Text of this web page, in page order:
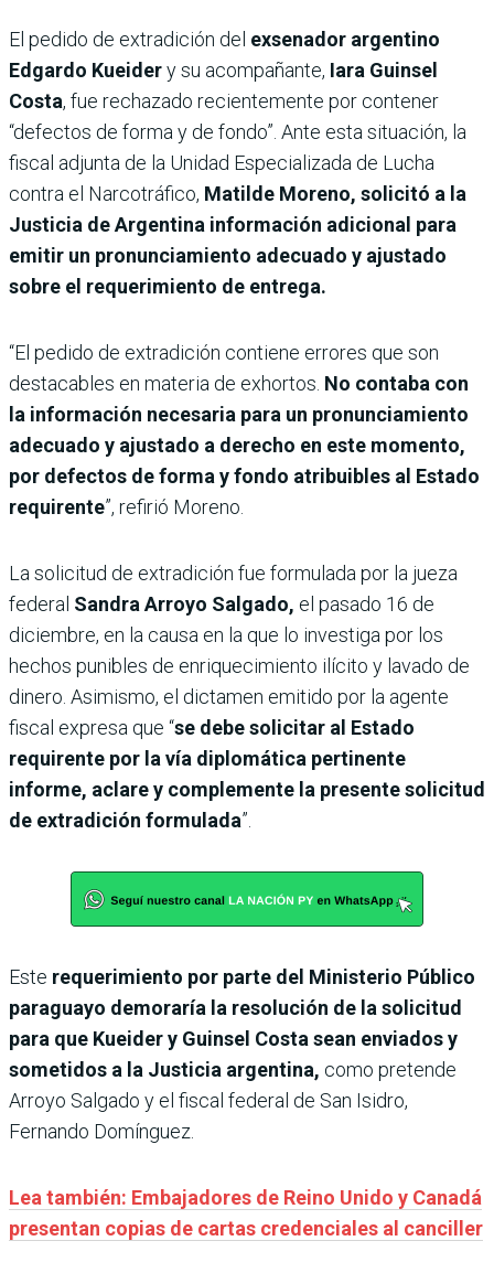
El pedido de extradición del exsenador argentino
Edgardo Kueidery su acompañante, Iara Guinsel
Costa, fue rechazado recientemente por contener
“defectos de forma y de fondo”. Ante esta situación, la
fiscal adjunta de la Unidad Especializada de Lucha
contra el Narcotráfico, Matilde Moreno, solicitó a la
Justicia de Argentina información adicional para
emitir un pronunciamiento adecuado y ajustado
sobre el requerimiento de entrega.
“El pedido de extradición contiene errores que son
destacables en materia de exhortos. No contaba con
la información necesaria para un pronunciamiento
adecuado y ajustado a derecho en este momento,
por defectos de forma y fondo atribuibles al Estado
requirente”, refirió Moreno.
La solicitud de extradición fue formulada por la jueza
federal Sandra Arroyo Salgado, el pasado 16 de
diciembre, en la causa en la que lo investiga por los
hechos punibles de enriquecimiento ilícito y lavado de
dinero. Asimismo, el dictamen emitido por la agente
fiscal expresa que “se debesolicitar al Estado
requirente por la vía diplomática pertinente
informe, aclare y complemente la presente solicitud
de extradición formulada”.
Este requerimiento por parte del Ministerio Público
paraguayo demoraría la resolución de la solicitud
para que Kueider y Guinsel Costa sean enviados y
sometidos a la Justicia argentina, como pretende
Arroyo Salgado y el fiscal federal de San Isidro,
Fernando Domínguez.
Lea también: Embajadores de Reino Unido y Canadá
presentan copias de cartas credenciales al canciller